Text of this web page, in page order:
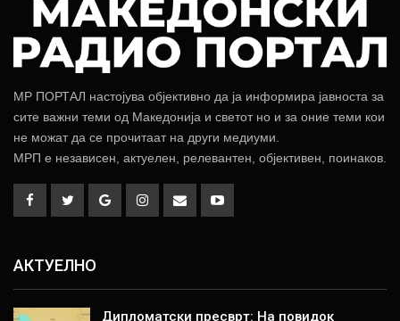
МР ПОРТАЛ настојува објективно да ја информира јавноста за
сите важни теми од Македонија и светот но и за оние теми кои
не можат да се прочитаат на други медиуми.
МРП е независен, актуелен, релевантен, објективен, поинаков.
АКТУЕЛНО
Дипломатски пресврт: На повидок